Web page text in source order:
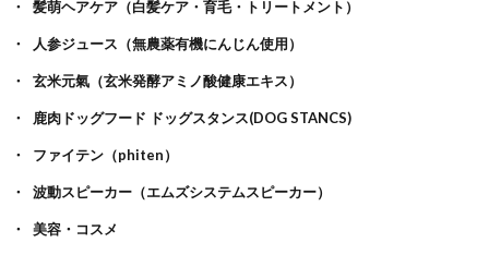
髪萌ヘアケア（白髪ケア・育毛・トリートメント）
人参ジュース（無農薬有機にんじん使用）
玄米元氣（玄米発酵アミノ酸健康エキス）
鹿肉ドッグフード ドッグスタンス(DOG STANCS)
ファイテン（phiten）
波動スピーカー（エムズシステムスピーカー）
美容・コスメ